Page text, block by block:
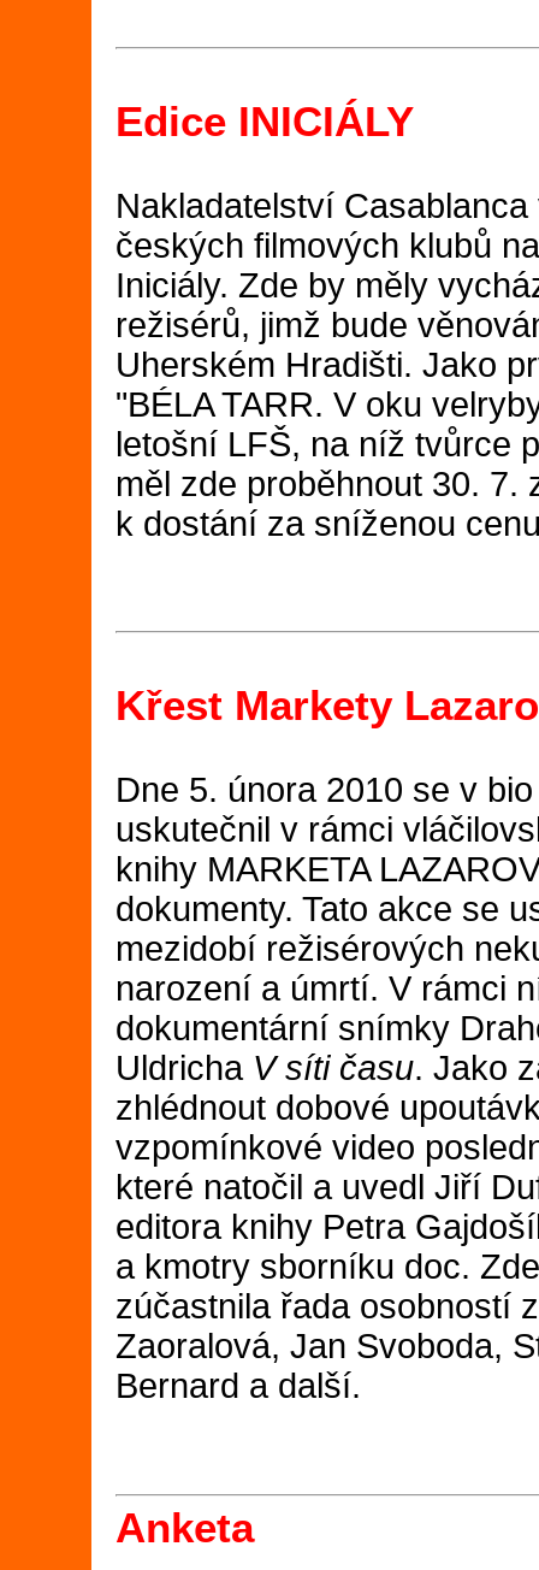
Edice INICIÁLY
Nakladatelství
českých filmových klubů
Iniciály. Zde by měly
režisérů, jimž bude
Uherském Hradišti. Jako
"BÉLA TARR. V oku
letošní LFŠ, na níž tvůrce
měl zde proběhnout 30. 7.
k dostání za sníženou
Křest Markety
Dne 5. února 2010 se v
uskutečnil v rámci
knihy MARKETA
dokumenty. Tato akce se
mezidobí režisérových
narození a úmrtí. V rámci
dokumentární snímky
Uldricha V síti času. Jako
zhlédnout dobové
vzpomínkové video
které natočil a uvedl Jiří
editora knihy Petra
a kmotry sborníku doc.
zúčastnila řada osobností
Zaoralová, Jan Svoboda,
Bernard a další.
Anketa